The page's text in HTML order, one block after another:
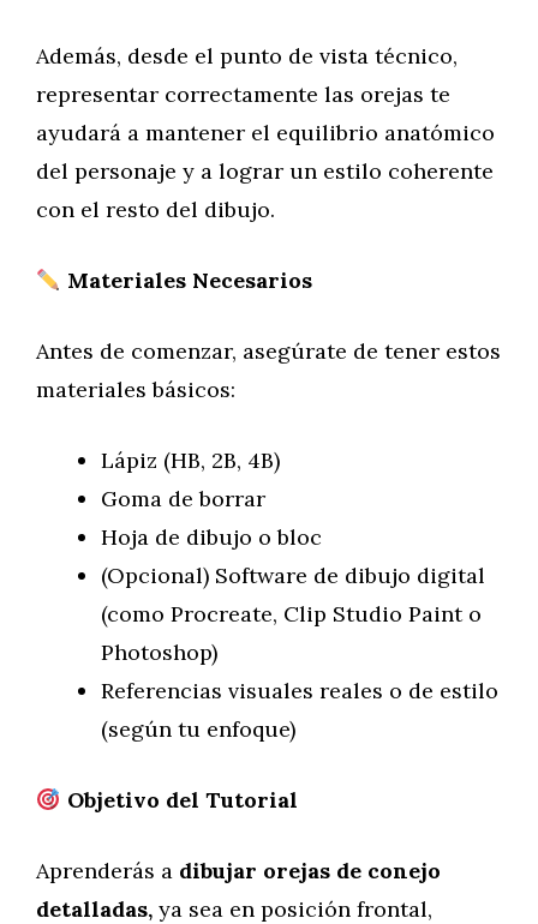
Además, desde el punto de vista técnico,
representar correctamente las orejas te
ayudará a mantener el equilibrio anatómico
del personaje y a lograr un estilo coherente
con el resto del dibujo.
Materiales Necesarios
Antes de comenzar, asegúrate de tener estos
materiales básicos:
Lápiz (HB, 2B, 4B)
Goma de borrar
Hoja de dibujo o bloc
(Opcional) Software de dibujo digital
(como Procreate, Clip Studio Paint o
Photoshop)
Referencias visuales reales o de estilo
(según tu enfoque)
Objetivo del Tutorial
Aprenderás a dibujar orejas de conejo
detalladas, ya sea en posición frontal,